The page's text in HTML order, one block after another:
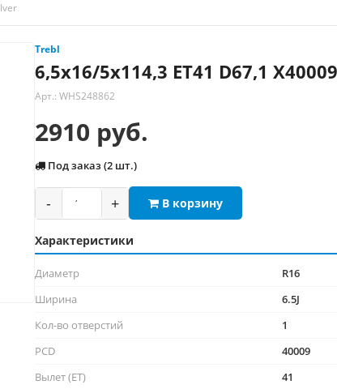
Trebl
6,5x16/5x114,3 ET41 D67,1
Арт.: WHS248862
2910 руб.
Под заказ (2 шт.)
- + В корзину
Характеристики
Диаметр
R16
Ширина
6.5J
Кол-во отверстий
1
PCD
40009
Вылет (ET)
41